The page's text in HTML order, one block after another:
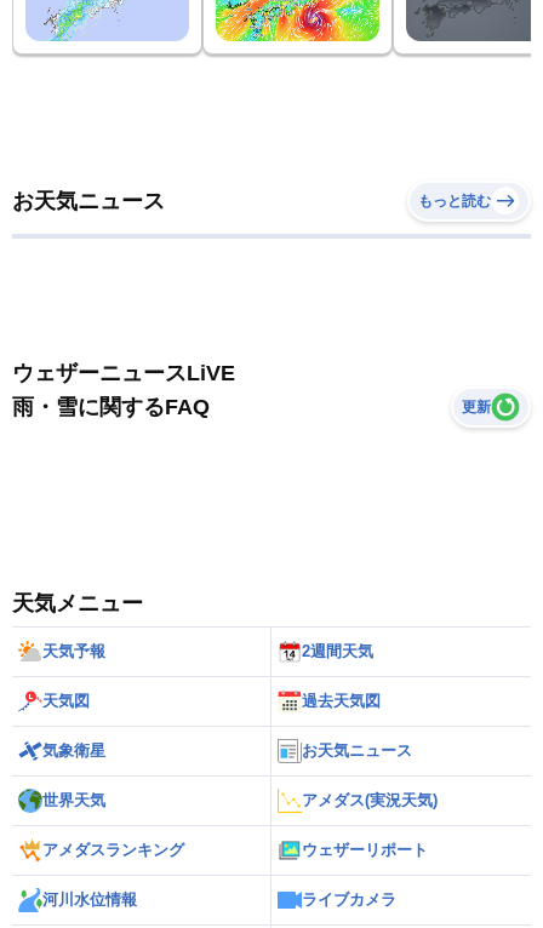
お天気ニュース もっと読む
ウェザーニュースLiVE
雨・雪に関するFAQ
更新
天気メニュー
天気予報 2週間天気
天気図 過去天気図
気象衛星 お天気ニュース
世界天気 アメダス(実況天気)
アメダスランキング ウェザーリポート
河川水位情報 ライブカメラ